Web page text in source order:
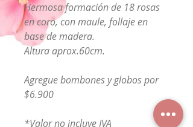
Hermosa formación de 18 rosas
en coro, con maule, follaje en
base de madera.
Altura aprox.60cm.
Agregue bombones y globos por
$6.900
*Valor no incluye IVA